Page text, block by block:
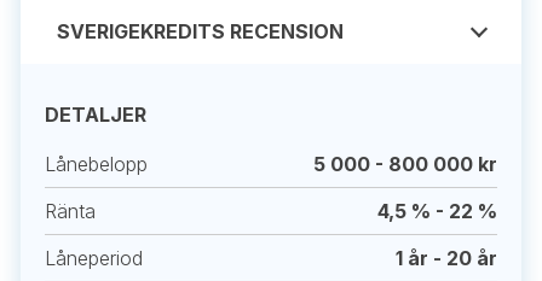
SVERIGEKREDITS RECENSION
DETALJER
Lånebelopp
5 000 - 800 000 kr
Ränta
4,5 % - 22 %
Låneperiod
1 år - 20 år